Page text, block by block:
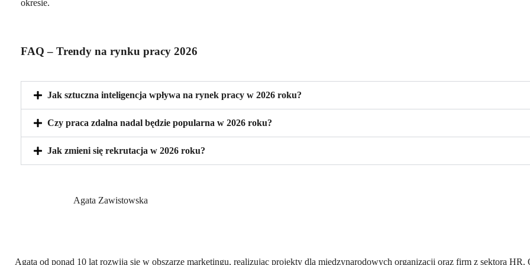
okresie.
FAQ – Trendy na rynku pracy 2026
Jak sztuczna inteligencja wpływa na rynek pracy w 2026 roku?
Czy praca zdalna nadal będzie popularna w 2026 roku?
Jak zmieni się rekrutacja w 2026 roku?
Agata Zawistowska
Agata od ponad 10 lat rozwija się w obszarze marketingu, realizując projekty dla międzynarodowych organizacji oraz firm z sektora HR.